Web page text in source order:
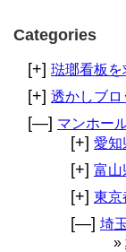
Categories
[+] 琺瑯看板を
[+] 透かしブロ
[—] マンホー
[+] 愛知
[+] 富山
[+] 東京
[—] 埼